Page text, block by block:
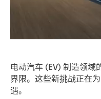
电动汽车 (EV) 制造领域
界限。这些新挑战正在
遇。